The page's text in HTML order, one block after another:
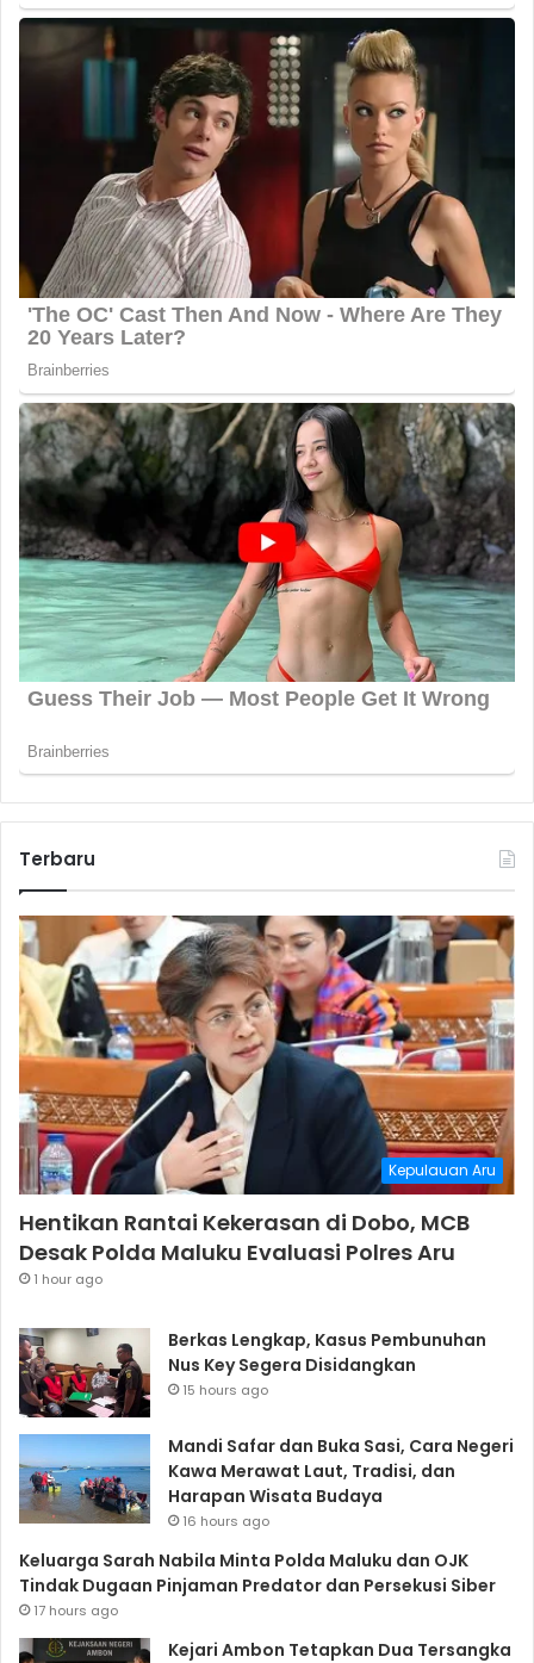
Terbaru
Kepulauan Aru
Hentikan Rantai Kekerasan di Dobo, MCB
Desak Polda Maluku Evaluasi Polres Aru
1 hour ago
Berkas Lengkap, Kasus Pembunuhan
Nus Key Segera Disidangkan
15 hours ago
Mandi Safar dan Buka Sasi, Cara Negeri
Kawa Merawat Laut, Tradisi, dan
Harapan Wisata Budaya
16 hours ago
Keluarga Sarah Nabila Minta Polda Maluku dan OJK
Tindak Dugaan Pinjaman Predator dan Persekusi Siber
17 hours ago
Kejari Ambon Tetapkan Dua Tersangka